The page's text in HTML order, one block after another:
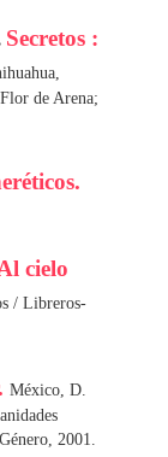
Secretos :
de Arena;
cielo
/ Libreros-
México, D.
2001.